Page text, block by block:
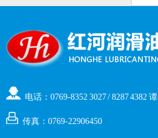
电话：0769-8352 3027 / 8287 4382
传真：0769-22906450